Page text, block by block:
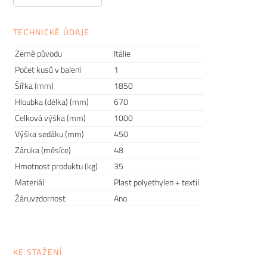
Jemná extravagance, naprostá originalita a trvanlivost, to
Nábytek, květináče, lampy i dekorace vyrábí pomocí
takzvané rotační technologie. Výsledkem je bezespárový
produkt zrecyklovatelného
vůči popraskání i slunečnímu záření a také snadný na údržbu.
Designové kousky otevírají úplně nové možnosti zařízení
interiéru a exteriéru. Značka spolupracuje s významnými
designéry světových jmen a pomohla vybavit řadu
prestižních hotelů a podniků po celém světě.
TECHNICKÉ ÚDAJE
Země původu
Itálie
Počet kusů v balení
1
Šířka (mm)
1850
Hloubka (délka) (mm)
670
Celková výška (mm)
1000
Výška sedáku (mm)
450
Záruka (měsíce)
48
Hmotnost produktu (kg)
35
Materiál
Plast polyethylen + textil
Žáruvzdornost
Ano
KE STAŽENÍ